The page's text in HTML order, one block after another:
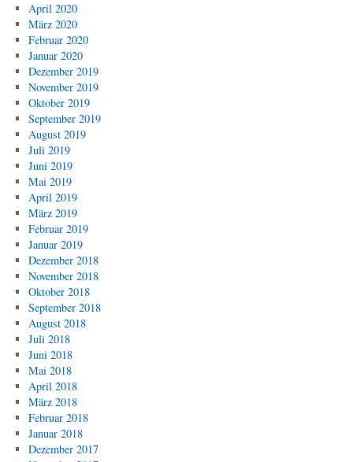
April 2020
März 2020
Februar 2020
Januar 2020
Dezember 2019
November 2019
Oktober 2019
September 2019
August 2019
Juli 2019
Juni 2019
Mai 2019
April 2019
März 2019
Februar 2019
Januar 2019
Dezember 2018
November 2018
Oktober 2018
September 2018
August 2018
Juli 2018
Juni 2018
Mai 2018
April 2018
März 2018
Februar 2018
Januar 2018
Dezember 2017